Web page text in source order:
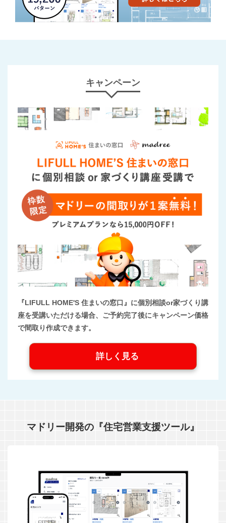
キャンペーン
『LIFULL HOME'S 住まいの窓口』に個別相談or家づくり講
座を受講いただける場合、ご予約完了後にキャンペーン価格
で間取り作成できます。
詳しく見る
マドリー開発の『住宅営業支援ツール』